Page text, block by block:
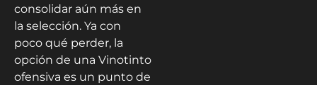
consolidar aún más en
la selección. Ya con
poco qué perder, la
opción de una Vinotinto
ofensiva es un punto de